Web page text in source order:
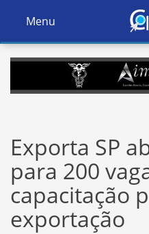
Ativar
Navegação
Menu
Exporta SP
para 200
capacitação
exportação